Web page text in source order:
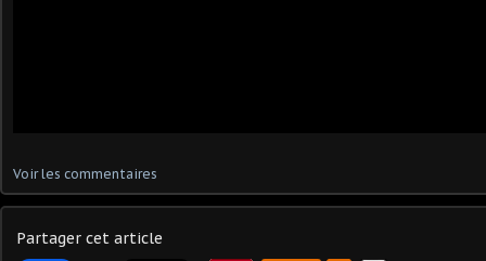
Voir les commentaires
Partager cet article